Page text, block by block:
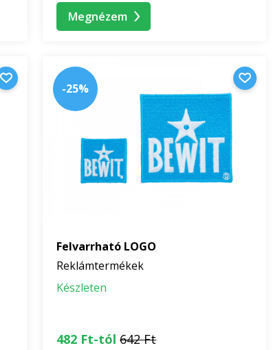
Megnézem
-25%
Felvarrható LOGO
Reklámtermékek
Készleten
482 Ft-tól 642 Ft